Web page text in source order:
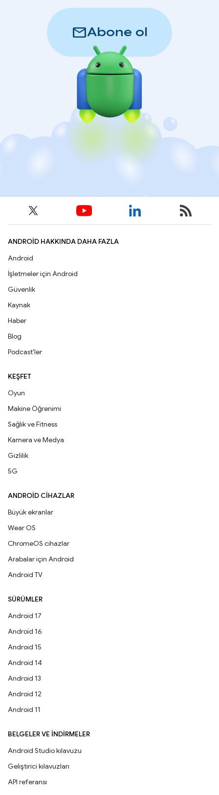
mailAbone ol
ANDROID HAKKINDA DAHA FAZLA
Android
İşletmeler için Android
Güvenlik
Kaynak
Haber
Blog
Podcast'ler
KEŞFET
Oyun
Makine Öğrenimi
Sağlık ve Fitness
Kamera ve Medya
Gizlilik
5G
ANDROID CIHAZLAR
Büyük ekranlar
Wear OS
ChromeOS cihazlar
Arabalar için Android
Android TV
SÜRÜMLER
Android 17
Android 16
Android 15
Android 14
Android 13
Android 12
Android 11
BELGELER VE İNDIRMELER
Android Studio kılavuzu
Geliştirici kılavuzları
API referansı